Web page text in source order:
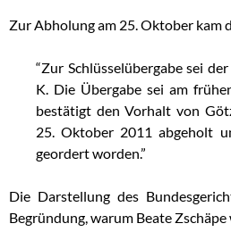
Zur Abholung am 25. Oktober kam
“Zur Schlüsselübergabe sei
K. Die Übergabe sei am
bestätigt den Vorhalt von
25. Oktober 2011 abgeholt
geordert worden.”
Die Darstellung des
Begründung, warum Beate